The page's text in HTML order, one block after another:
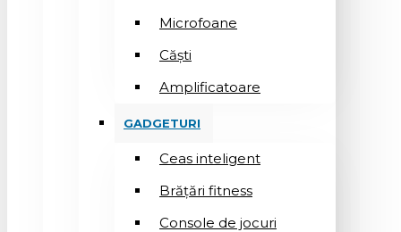
Microfoane
Căşti
Amplificatoare
GADGETURI
Ceas inteligent
Brățări fitness
Console de jocuri